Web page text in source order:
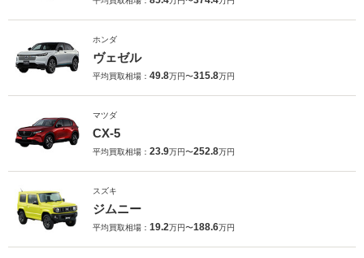
ホンダ
ヴェゼル
平均買取相場： 49.8万円〜315.8万円
マツダ
CX-5
平均買取相場： 23.9万円〜252.8万円
スズキ
ジムニー
平均買取相場： 19.2万円〜188.6万円